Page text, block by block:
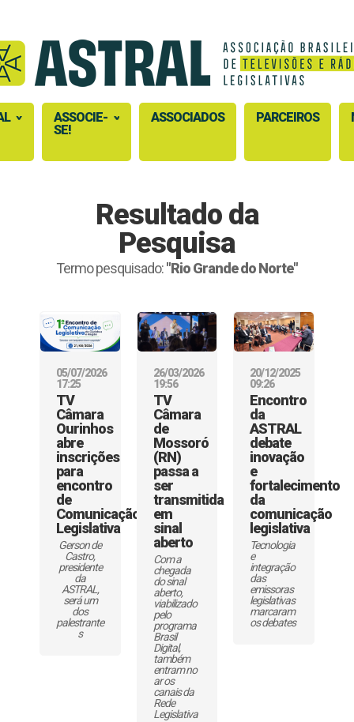
ASSOCIE-
SE!
ASSOCIADOS PARCEIROS
Resultado da
Pesquisa
Termo pesquisado:"Rio Grande do Norte"
05/07/2026
17:25
TV
Câmara
Ourinhos
abre
inscrições
para
encontro
de
Comunicação
Legislativa
Gerson de
Castro,
presidente
da
ASTRAL,
será um
dos
palestrante
s
26/03/2026
19:56
TV
Câmara
de
Mossoró
(RN)
passa a
ser
transmitida
em
sinal
aberto
Com a
chegada
do sinal
aberto,
viabilizado
pelo
programa
Brasil
Digital,
também
entram no
ar os
canais da
Rede
Legislativa
20/12/2025
09:26
Encontro
da
ASTRAL
debate
inovação
e
fortalecimento
da
comunicação
legislativa
Tecnologia
e
integração
das
emissoras
legislativas
marcaram
os debates